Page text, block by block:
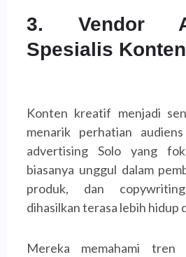
3. Vendor
Spesialis
Konten kreatif menjadi
menarik perhatian
advertising Solo yang
biasanya unggul dalam
produk, dan
dihasilkan terasa lebih hidup
Mereka memahami